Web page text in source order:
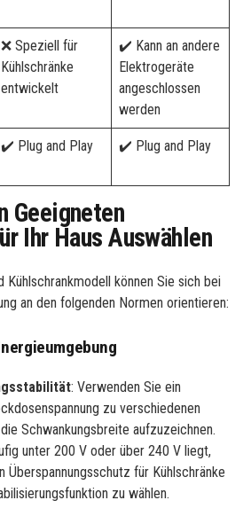
❌ Speziell für
Kühlschränke
entwickelt
✔️ Kann an andere
Elektrogeräte
angeschlossen
werden
✔️ Plug and Play ✔️ Plug and Play
Geeigneten
Ihr Haus Auswählen
können Sie sich bei
an den folgenden Normen orientieren:
: Verwenden Sie ein
zu verschiedenen
Schwankungsbreite aufzuzeichnen.
unter 200 V oder über 240 V liegt,
Überspannungsschutz für Kühlschränke
zu wählen.